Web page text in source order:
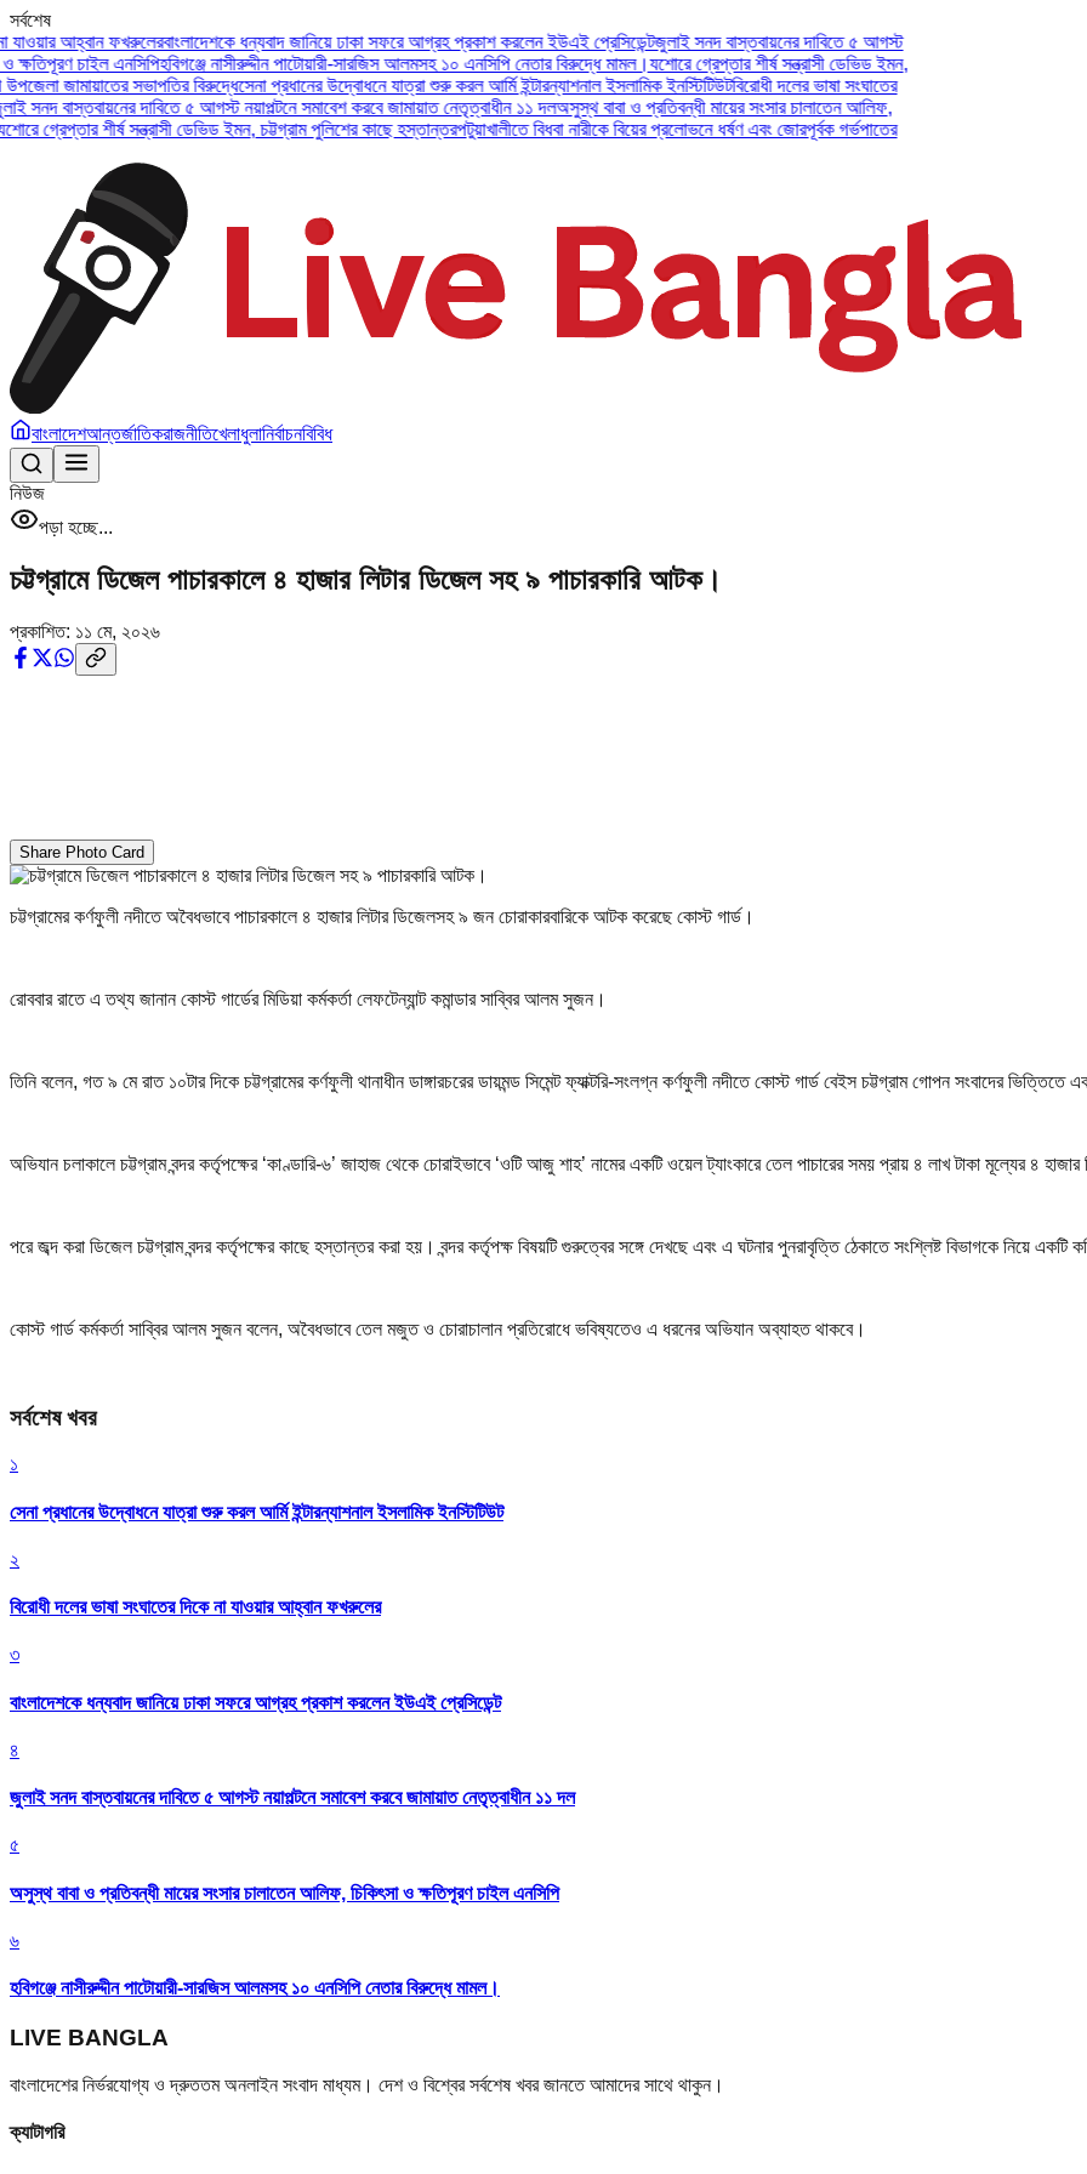
সর্বশেষ
আহ্বান ফখরুলেরবাংলাদেশকে ধন্যবাদ জানিয়ে ঢাকা সফরে আগ্রহ প্রকাশ করলেন ইউএই প্রেসিডেন্টজুলাই সনদ বাস্তবায়নের দাবিতে ৫ আগস্ট
চাইল এনসিপিহবিগঞ্জে নাসীরুদ্দীন পাটোয়ারী-সারজিস আলমসহ ১০ এনসিপি নেতার বিরুদ্ধে মামল।যশোরে গ্রেপ্তার শীর্ষ সন্ত্রাসী ডেভিড ইমন,
সভাপতির বিরুদ্ধেসেনা প্রধানের উদ্বোধনে যাত্রা শুরু করল আর্মি ইন্টারন্যাশনাল ইসলামিক ইনস্টিটিউটবিরোধী দলের ভাষা সংঘাতের
দাবিতে ৫ আগস্ট নয়াপল্টনে সমাবেশ করবে জামায়াত নেতৃত্বাধীন ১১ দলঅসুস্থ বাবা ও প্রতিবন্ধী মায়ের সংসার চালাতেন আলিফ,
শীর্ষ সন্ত্রাসী ডেভিড ইমন, চট্টগ্রাম পুলিশের কাছে হস্তান্তরপটুয়াখালীতে বিধবা নারীকে বিয়ের প্রলোভনে ধর্ষণ এবং জোরপূর্বক গর্ভপাতের
বাংলাদেশআন্তর্জাতিকরাজনীতিখেলাধুলানির্বাচনবিবিধ
নিউজ
পড়া হচ্ছে...
চট্টগ্রামে ডিজেল পাচারকালে ৪ হাজার লিটার ডিজেল সহ ৯ পাচারকারি আটক।
প্রকাশিত: ১১ মে, ২০২৬
Share Photo Card
চট্টগ্রামের কর্ণফুলী নদীতে অবৈধভাবে পাচারকালে ৪ হাজার লিটার ডিজেলসহ ৯ জন চোরাকারবারিকে আটক করেছে কোস্ট গার্ড।
রোববার রাতে এ তথ্য জানান কোস্ট গার্ডের মিডিয়া কর্মকর্তা লেফটেন্যান্ট কমান্ডার সাব্বির আলম সুজন।
তিনি বলেন, গত ৯ মে রাত ১০টার দিকে চট্টগ্রামের কর্ণফুলী থানাধীন ডাঙ্গারচরের ডায়মন্ড সিমেন্ট ফ্যাক্টরি-সংলগ্ন কর্ণফুলী নদীতে কোস্ট গার্ড বেইস চট্টগ্রাম গোপন সংবাদের ভিত্তিতে
অভিযান চলাকালে চট্টগ্রাম বন্দর কর্তৃপক্ষের ‘কাণ্ডারি-৬’ জাহাজ থেকে চোরাইভাবে ‘ওটি আজু শাহ’ নামের একটি ওয়েল ট্যাংকারে তেল পাচারের সময় প্রায় ৪ লাখ টাকা মূল্যের ৪
পরে জব্দ করা ডিজেল চট্টগ্রাম বন্দর কর্তৃপক্ষের কাছে হস্তান্তর করা হয়। বন্দর কর্তৃপক্ষ বিষয়টি গুরুত্বের সঙ্গে দেখছে এবং এ ঘটনার পুনরাবৃত্তি ঠেকাতে সংশ্লিষ্ট বিভাগকে নিয়ে একটি
কোস্ট গার্ড কর্মকর্তা সাব্বির আলম সুজন বলেন, অবৈধভাবে তেল মজুত ও চোরাচালান প্রতিরোধে ভবিষ্যতেও এ ধরনের অভিযান অব্যাহত থাকবে।
সর্বশেষ খবর
১
সেনা প্রধানের উদ্বোধনে যাত্রা শুরু করল আর্মি ইন্টারন্যাশনাল ইসলামিক ইনস্টিটিউট
২
বিরোধী দলের ভাষা সংঘাতের দিকে না যাওয়ার আহ্বান ফখরুলের
৩
বাংলাদেশকে ধন্যবাদ জানিয়ে ঢাকা সফরে আগ্রহ প্রকাশ করলেন ইউএই প্রেসিডেন্ট
৪
জুলাই সনদ বাস্তবায়নের দাবিতে ৫ আগস্ট নয়াপল্টনে সমাবেশ করবে জামায়াত নেতৃত্বাধীন ১১ দল
৫
অসুস্থ বাবা ও প্রতিবন্ধী মায়ের সংসার চালাতেন আলিফ, চিকিৎসা ও ক্ষতিপূরণ চাইল এনসিপি
৬
হবিগঞ্জে নাসীরুদ্দীন পাটোয়ারী-সারজিস আলমসহ ১০ এনসিপি নেতার বিরুদ্ধে মামল।
LIVE BANGLA
বাংলাদেশের নির্ভরযোগ্য ও দ্রুততম অনলাইন সংবাদ মাধ্যম। দেশ ও বিশ্বের সর্বশেষ খবর জানতে আমাদের সাথে থাকুন।
ক্যাটাগরি